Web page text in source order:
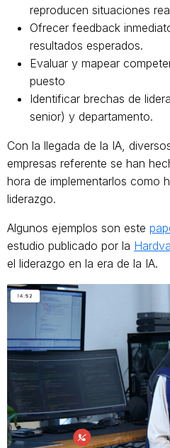
reproducen situaciones
Ofrecer feedback
resultados esperados.
Evaluar y mapear
puesto
Identificar brechas de
senior) y departamento.
Con la llegada de la IA,
empresas referente se han
hora de implementarlos como
liderazgo.
Algunos ejemplos son este
estudio publicado por la
el liderazgo en la era de la IA.